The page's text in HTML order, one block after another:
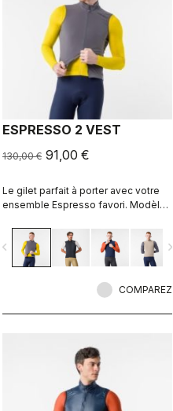
ESPRESSO 2 VEST
130,00 € 91,00 €
Le gilet parfait à porter avec votre
ensemble Espresso favori. Modèle
protection contre le vent sur le
devant, dos respirant, 3 poches et
fermeture éclair à double sens.
navigate_next
COMPAREZ